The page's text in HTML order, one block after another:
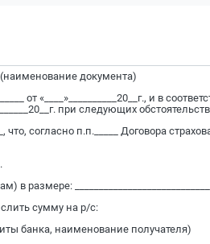
(наименование документа)
от «____»__________20__г., и в
при следующих
что, согласно п.п._____ Договора
сумму на р/с:
банка, наименование получателя)